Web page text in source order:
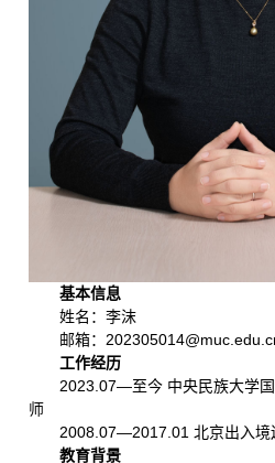
基本信息
姓名：李沫
邮箱：
工作经历
2023.07—至今 中央民族大学
师
2008.07—2017.01 北京出入境
教育背景